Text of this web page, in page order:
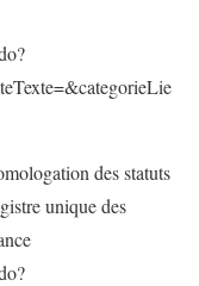
des statuts
unique des